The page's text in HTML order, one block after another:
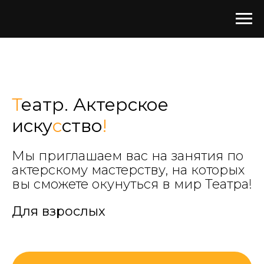
Театр. Актерское
искусство!
Мы приглашаем вас на занятия по
актерскому мастерству, на которых
вы сможете окунуться в мир Театра!
Для взрослых